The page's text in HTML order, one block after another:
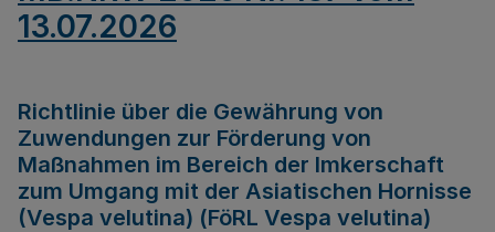
13.07.2026
Richtlinie über die Gewährung von
Zuwendungen zur Förderung von
Maßnahmen im Bereich der Imkerschaft
zum Umgang mit der Asiatischen Hornisse
(Vespa velutina) (FöRL Vespa velutina)